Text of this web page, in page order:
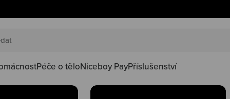
Péče o těloNiceboy PayPříslušenství
happy
ve
Oblíbené produkty teď
Koupit